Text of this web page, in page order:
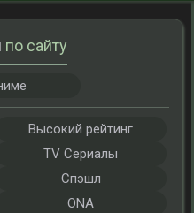
по сайту
Высокий рейтинг
TV Сериалы
Спэшл
ONA